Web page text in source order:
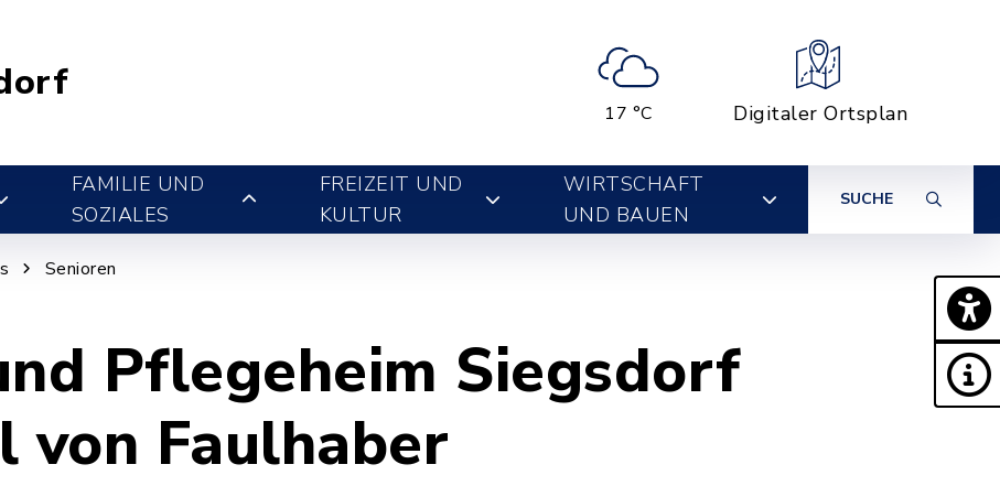
17 °C Digitaler Ortsplan
FAMILIE UND
SOZIALES
FREIZEIT UND
KULTUR
WIRTSCHAFT
UND BAUEN
SUCHE
Senioren
Pflegeheim Siegsdorf
von Faulhaber